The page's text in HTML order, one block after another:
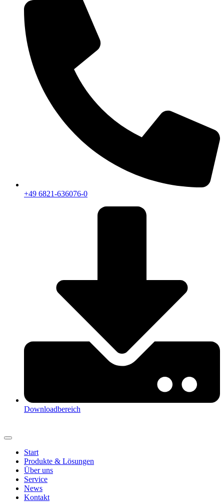
+49 6821-636076-0
Downloadbereich
Start
Produkte & Lösungen
Über uns
Service
News
Kontakt